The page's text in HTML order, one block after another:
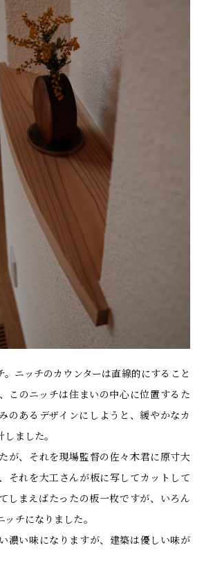
。ニッチのカウンターは直線的にすること
このニッチは住まいの中心に位置するた
のあるデザインにしようと、緩やかなカ
ました。
が、それを現場監督の佐々木君に原寸大
それを大工さんが板に写してカットして
しまえばたったの板一枚ですが、いろん
チになりました。
濃い味になりますが、建築は優しい味が